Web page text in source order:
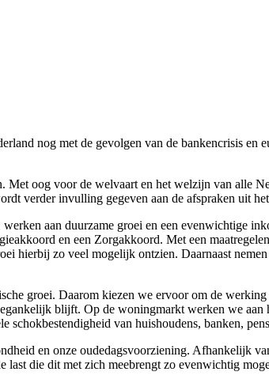
nog met de gevolgen van de bankencrisis
oog voor de welvaart en het welzijn van alle
verder invulling gegeven aan de afspraken uit
aan duurzame groei en een evenwichtige
en een Zorgakkoord. Met een
hierbij zo veel mogelijk ontzien. Daarnaast
groei. Daarom kiezen we ervoor om de
blijft. Op de woningmarkt werken we
van huishoudens, banken,
en onze oudedagsvoorziening. Afhankelijk
last die dit met zich meebrengt zo evenwichtig